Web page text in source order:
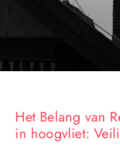
Het Belang van
in hoogvliet: